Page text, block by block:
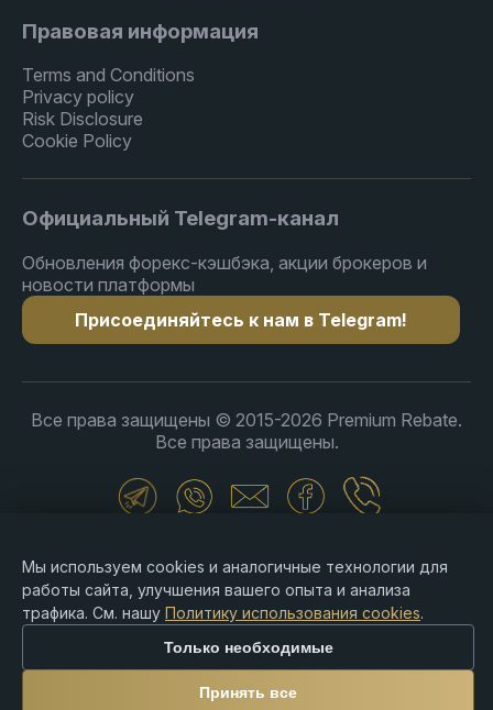
Правовая информация
Terms and Conditions
Privacy policy
Risk Disclosure
Cookie Policy
Официальный Telegram-канал
Обновления форекс-кэшбэка, акции брокеров и
новости платформы
Присоединяйтесь к нам в Telegram!
Все права защищены © 2015-2026 Premium Rebate.
Все права защищены.
криптовалютами и продуктами с кредитным плечом
связана с высоким риском потери средств и может
подходить не всем инвесторам. Premium Rebate
Group является независимой платформой ребейтов
и партнерских вознаграждений и не предоставляет
брокерские, инвестиционные, кастодиальные или
финансовые услуги. Пользователи несут полную
Мы используем cookies и аналогичные технологии для
работы сайта, улучшения вашего опыта и анализа
трафика. См. нашу Политику использования cookies.
Только необходимые
Принять все